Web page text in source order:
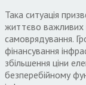
Така ситуація
життєво важливих
самоврядування.
фінансування
збільшення ціни
безперебійному